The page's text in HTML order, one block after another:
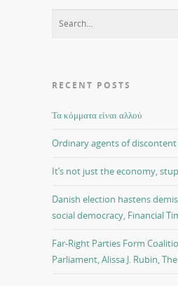
RECENT POSTS
Τα κόμματα είναι αλλού
Ordinary agents of discontent
It’s not just the economy,
Danish election hastens
social democracy, Financial
Far-Right Parties Form
Parliament, Alissa J. Rubin,